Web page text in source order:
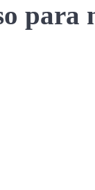
para